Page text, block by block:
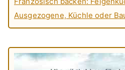
Ausgezogene, Küchle oder